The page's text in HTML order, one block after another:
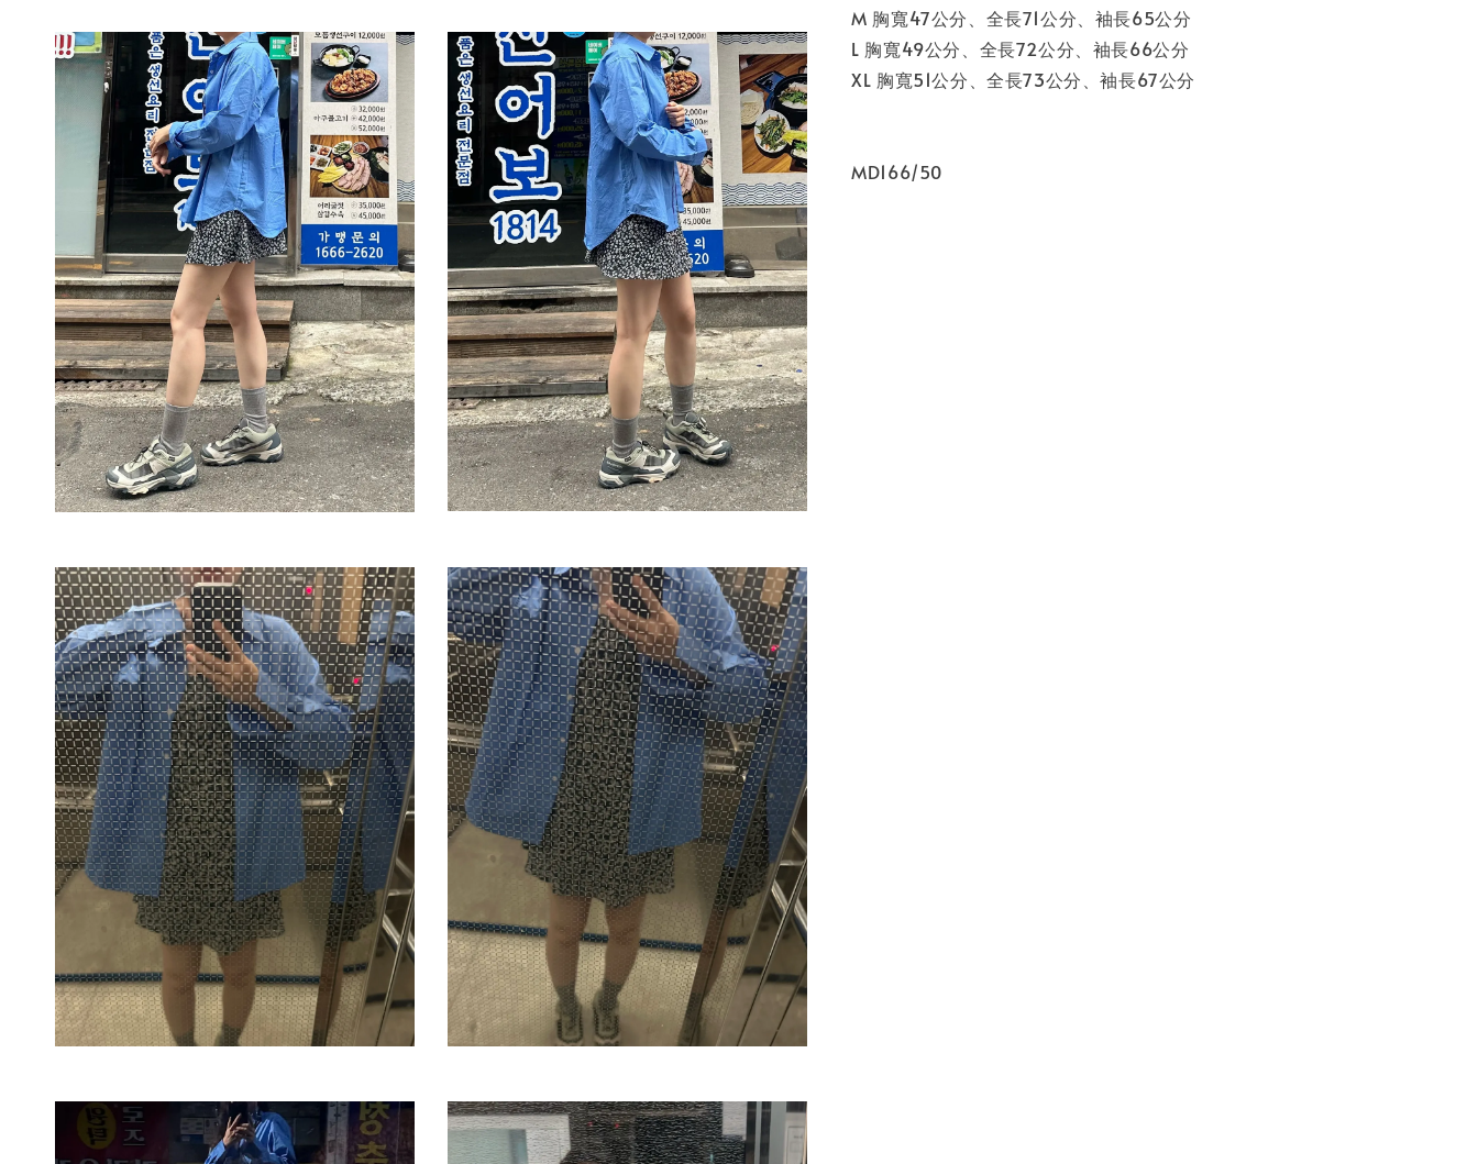
M 胸寬47公分、全長71公分、袖長65公分
L 胸寬49公分、全長72公分、袖長66公分
XL 胸寬51公分、全長73公分、袖長67公分
MD166/50